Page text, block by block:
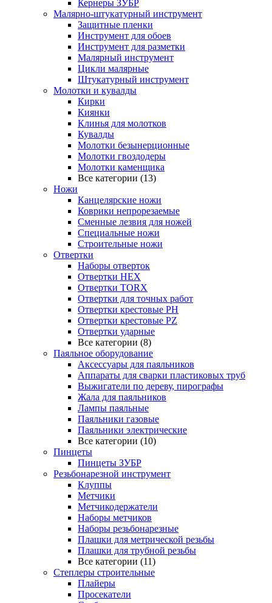
Кернеры ЗУБР
Малярно-штукатурный инструмент
Защитные пленки
Инструмент для обоев
Инструмент для разметки
Малярный инструмент
Цикли малярные
Штукатурный инструмент
Молотки и кувалды
Кирки
Киянки
Клинья для молотков
Кувалды
Молотки безынерционные
Молотки гвоздодеры
Молотки каменщика
Все категории (13)
Ножи
Канцелярские ножи
Коврики непрорезаемые
Сменные лезвия для ножей
Специальные ножи
Строительные ножи
Отвертки
Наборы отверток
Отвертки HEX
Отвертки TORX
Отвертки для точных работ
Отвертки крестовые PH
Отвертки крестовые PZ
Отвертки ударные
Все категории (8)
Паяльное оборудование
Аксессуары для паяльников
Аппараты для сварки пластиковых труб
Выжигатели по дереву, пирографы
Жала для паяльников
Лампы паяльные
Паяльники газовые
Паяльники электрические
Все категории (10)
Пинцеты
Пинцеты ЗУБР
Резьбонарезной инструмент
Клуппы
Метчики
Метчикодержатели
Наборы метчиков
Наборы резьбонарезные
Плашки для метрической резьбы
Плашки для трубной резьбы
Все категории (11)
Степлеры строительные
Плайеры
Просекатели